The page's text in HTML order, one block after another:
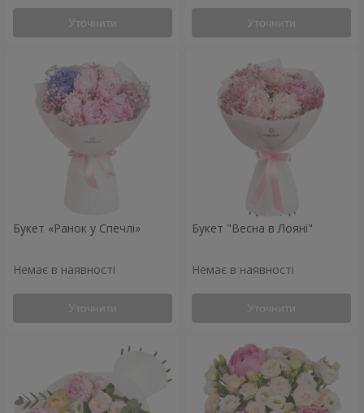
Уточнити Уточнити
Букет «Ранок у Спечлі»
Немає в наявності
Уточнити
Букет "Весна в Лояні"
Немає в наявності
Уточнити